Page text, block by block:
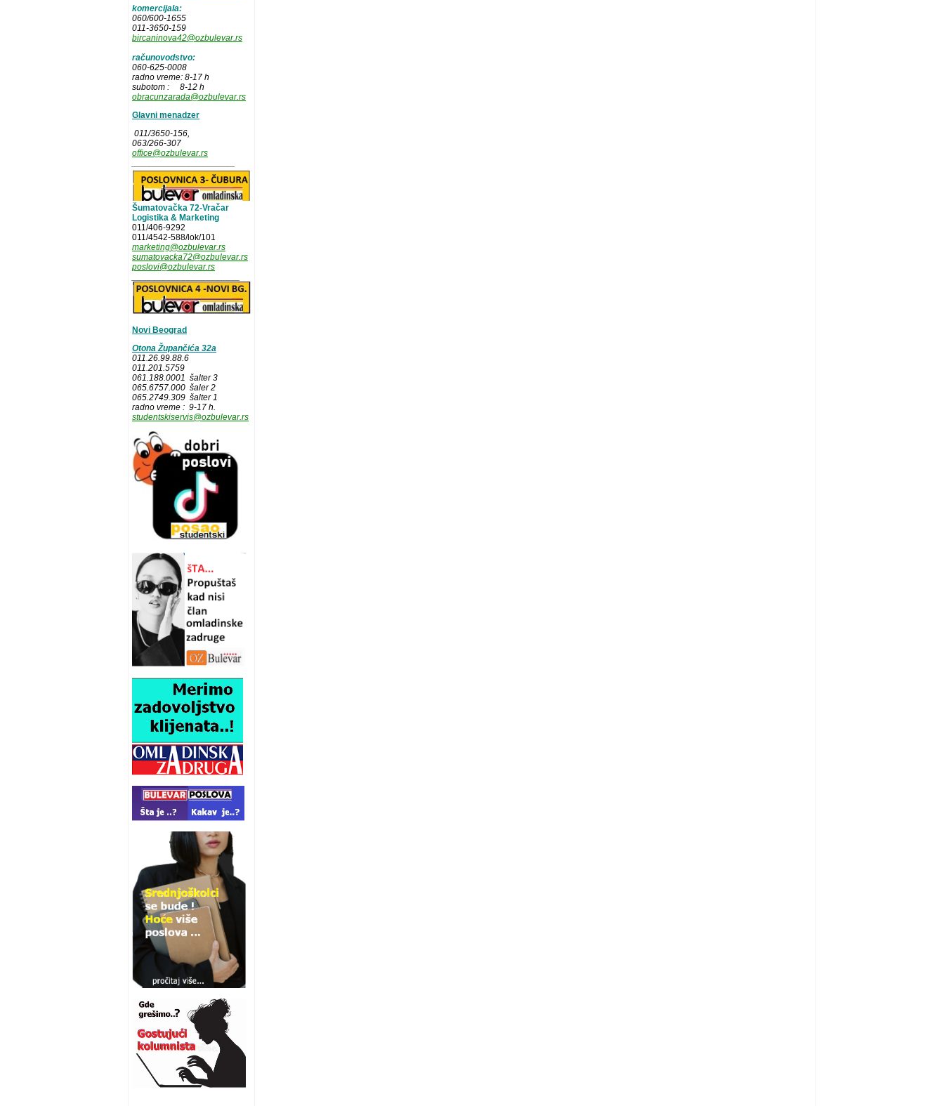
komercijala:
060/600-1655
011-3650-159
bircaninova42@ozbulevar.rs
računovodstvo:
060-625-0008
radno vreme: 8-17 h
subotom : 8-12 h
obracunzarada@ozbulevar.rs
Glavni menadzer
011/3650-156,
063/266-307
office@ozbulevar.rs
Šumatovačka 72-Vračar
Logistika & Marketing
011/406-9292
011/4542-588/lok/101
marketing@ozbulevar.rs
sumatovacka72@ozbulevar.rs
poslovi@ozbulevar.rs
Novi Beograd
Otona Župančića 32a
011.26.99.88.6
011.201.5759
061.188.0001 šalter 3
065.6757.000 šaler 2
065.2749.309 šalter 1
radno vreme : 9-17 h.
studentskiservis@ozbulevar.rs